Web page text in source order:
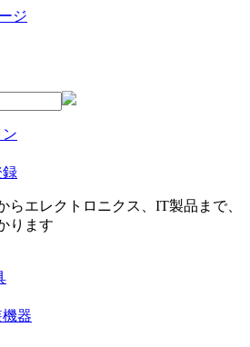
らエレクトロニクス、IT製品まで、
ります
器